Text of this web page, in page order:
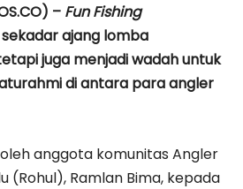
– Fun Fishing
ajang lomba
juga menjadi wadah untuk
di antara para angler
anggota komunitas Angler
(Rohul), Ramlan Bima, kepada